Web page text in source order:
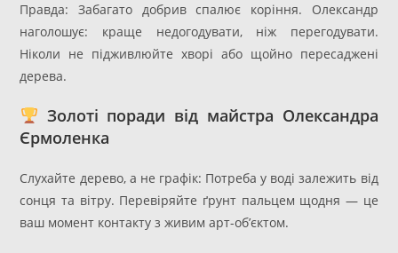
Правда: Забагато добрив спалює коріння. Олександр
наголошує: краще недогодувати, ніж перегодувати.
Ніколи не підживлюйте хворі або щойно пересаджені
дерева.
Золоті поради від майстра Олександра
Єрмоленка
Слухайте дерево, а не графік: Потреба у воді залежить від
сонця та вітру. Перевіряйте ґрунт пальцем щодня — це
ваш момент контакту з живим арт-об’єктом.